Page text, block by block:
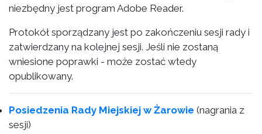
niezbędny jest program Adobe Reader.
Protokół sporządzany jest po zakończeniu sesji rady i
zatwierdzany na kolejnej sesji. Jeśli nie zostaną
wniesione poprawki - może zostać wtedy
opublikowany.
Posiedzenia Rady Miejskiej w Żarowie (nagrania z
sesji)